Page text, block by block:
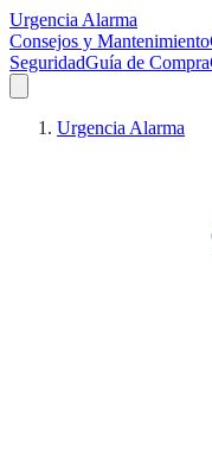
Urgencia Alarma
Consejos y Mantenimiento
SeguridadGuía de Compra
Urgencia Alarma